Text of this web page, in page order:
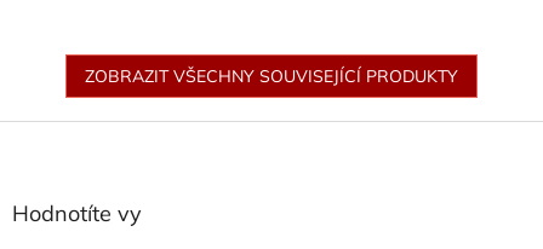
ZOBRAZIT VŠECHNY SOUVISEJÍCÍ PRODUKTY
Hodnotíte vy